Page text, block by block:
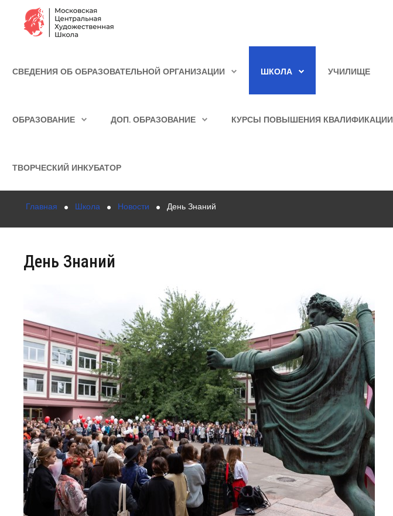
Образование
Курсы повышения квалификации
Творческий инкубатор
СВЕДЕНИЯ ОБ ОБРАЗОВАТЕЛЬНОЙ ОРГАНИЗАЦИИ ШКОЛА УЧИЛИЩЕ
ОБРАЗОВАНИЕ ДОП. ОБРАЗОВАНИЕ КУРСЫ ПОВЫШЕНИЯ КВАЛИФИКАЦИИ
ТВОРЧЕСКИЙ ИНКУБАТОР
Главная Школа Новости День Знаний
День Знаний